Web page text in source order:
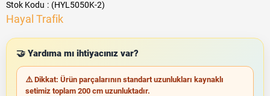
Stok Kodu (HYL5050K-2)
Hayal Trafik
🤝 Yardıma mı ihtiyacınız var?
⚠️ Dikkat: Ürün parçalarının standart uzunlukları kaynaklı
setimiz toplam 200 cm uzunluktadır.